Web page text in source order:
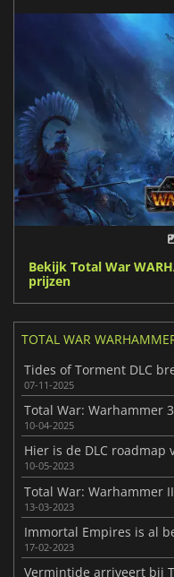
Bekijk Total War
prijzen
TOTAL WAR
07-11-2025
Total War: Warhammer
10-04-2025
10-05-2023
13-03-2023
17-02-2023
Vermintide arriveert bij